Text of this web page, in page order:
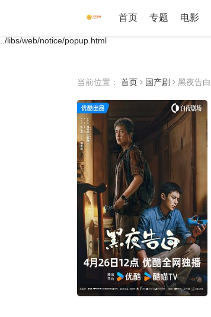
首页 专题 电影
../libs/web/notice/popup.html
当前位置： 首页 国产剧 黑夜告白